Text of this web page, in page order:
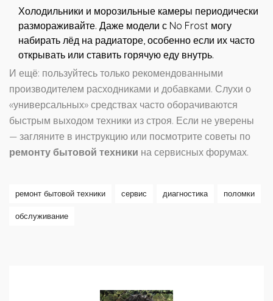
Холодильники и морозильные камеры периодически
размораживайте. Даже модели с No Frost могу
набирать лёд на радиаторе, особенно если их часто
открывать или ставить горячую еду внутрь.
И ещё: пользуйтесь только рекомендованными
производителем расходниками и добавками. Слухи о
«универсальных» средствах часто оборачиваются
быстрым выходом техники из строя. Если не уверены
— загляните в инструкцию или посмотрите советы по
ремонту бытовой техники на сервисных форумах.
ремонт бытовой техники сервис диагностика поломки
обслуживание